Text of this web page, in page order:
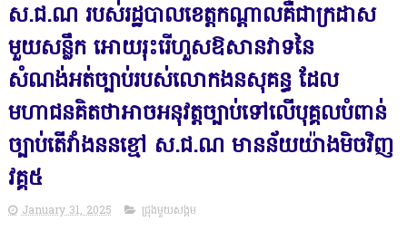
ស.ជ.ណ របស់រដ្ឋបាលខេត្តកណ្ដាលគឺជាក្រដាស
មួយសន្លឹក អោយរុះរើហួសឱសានវាទនៃ
សំណង់អត់ច្បាប់របស់លោកងនសុគន្ធ ដែល
មហាជនគិតថាអាចអនុវត្តច្បាប់ទៅលើបុគ្គលបំពាន់
ច្បាប់តើវាំងននខ្មៅ ស.ជ.ណ មានន័យយ៉ាងមិចវិញ
វគ្គ៥
January 31, 2025 ជ្រុងមួយសង្គម